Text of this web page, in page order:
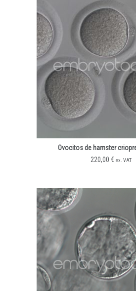
Ovocitos de hamster
220,00 € ex. VAT